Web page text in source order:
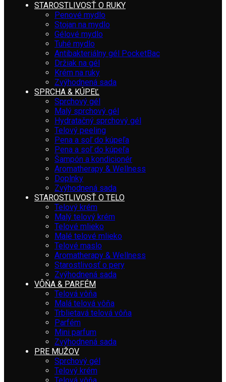
STAROSTLIVOSŤ O RUKY
Penové mydlo
Stojan na mydlo
Gélové mydlo
Tuhé mydlo
Antibakteriálny gél PocketBac
Držiak na gél
Krém na ruky
Zvýhodnená sada
SPRCHA & KÚPEĽ
Sprchový gél
Malý sprchový gél
Hydratačný sprchový gél
Telový peeling
Pena a soľ do kúpeľa
Pena a soľ do kúpeľa
Šampón a kondicionér
Aromatherapy & Wellness
Doplnky
Zvýhodnená sada
STAROSTLIVOSŤ O TELO
Telový krém
Malý telový krém
Telové mlieko
Malé telové mlieko
Telové maslo
Aromatherapy & Wellness
Starostlivosť o pery
Zvýhodnená sada
VÔŇA & PARFÉM
Telová vôňa
Malá telová vôňa
Trblietavá telová vôňa
Parfém
Mini parfum
Zvýhodnená sada
PRE MUŽOV
Sprchový gél
Telový krém